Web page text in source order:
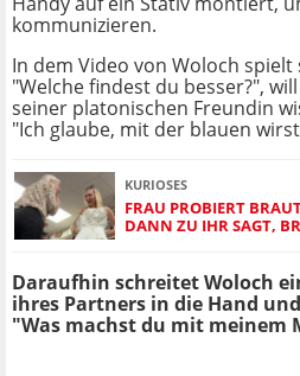
kommunizieren.
In dem Video von Woloch spielt
"Welche findest du besser?",
seiner platonischen Freundin
"Ich glaube, mit der blauen
KURIOSES
FRAU PROBIERT
DANN ZU IHR SAGT,
Daraufhin schreitet Woloch
ihres Partners in die Hand
"Was machst du mit meinem